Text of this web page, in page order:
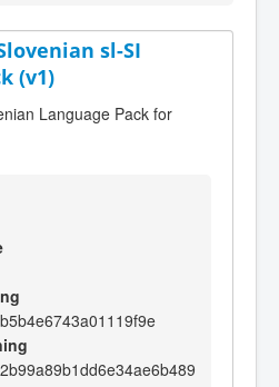
sl-SI
(v1)
Language Pack for